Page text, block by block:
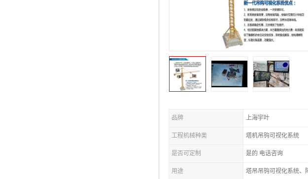
品牌 上海宇叶
工程机械种类 塔机吊钩可视化系统
是否可定制 是的 电话咨询
用途 塔吊吊钩可视化系统、